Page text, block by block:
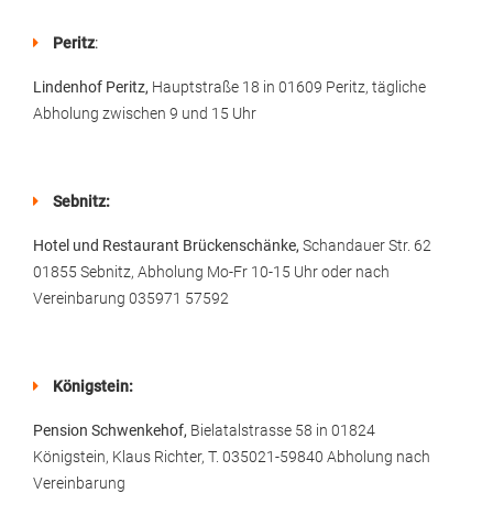
Peritz:
Lindenhof Peritz, Hauptstraße 18 in 01609 Peritz, tägliche
Abholung zwischen 9 und 15 Uhr
Sebnitz:
Hotel und Restaurant Brückenschänke, Schandauer Str. 62
01855 Sebnitz, Abholung Mo-Fr 10-15 Uhr oder nach
Vereinbarung 035971 57592
Königstein:
Pension Schwenkehof, Bielatalstrasse 58 in 01824
Königstein, Klaus Richter, T. 035021-59840 Abholung nach
Vereinbarung